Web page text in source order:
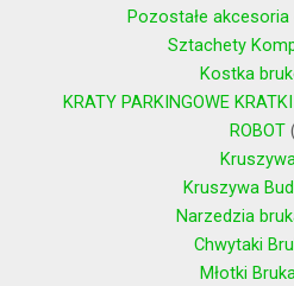
Pozostałe
Sztachety
Kostka
KRATY PARKINGOWE
ROBOT
Kruszywa
Kruszywa
Narzedzia
Chwytaki
Młotki